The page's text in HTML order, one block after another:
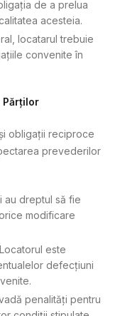
de a prelua
acesteia.
locatarul trebuie
convenite în
Părților
obligații reciproce
prevederilor
au dreptul să fie
modificare
este
defecțiuni
penalități pentru